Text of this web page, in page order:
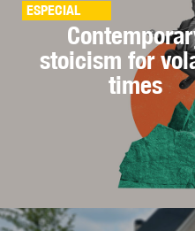
ESPECIAL
stoicism for
times